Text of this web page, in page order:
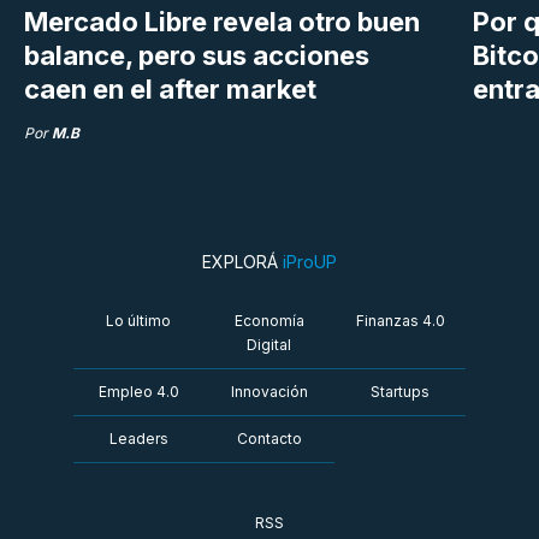
Mercado Libre revela otro buen
balance, pero sus acciones
caen en el after market
Por M.B
Por
EXPLORÁ iProUP
Lo último
Economía
Digital
Finanzas 4.0
Empleo 4.0 Innovación Startups
Leaders Contacto
RSS